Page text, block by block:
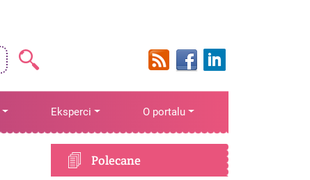
Eksperci O portalu
Polecane